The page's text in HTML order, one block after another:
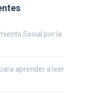
Social por la
aprender a leer